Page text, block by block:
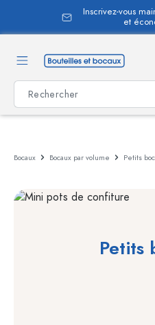
principal
Inscrivez-vous
et
Bocaux Bocaux par volume Petits
Petits